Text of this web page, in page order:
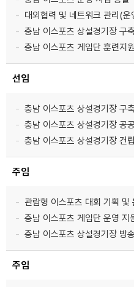
대외협력 및 네트워크 관리(운
충남 이스포츠 상설경기장 구
충남 이스포츠 게임단 훈련지원
선임
충남 이스포츠 상설경기장 구
충남 이스포츠 상설경기장 공
충남 이스포츠 상설경기장 건
주임
관람형 이스포츠 대회 기획 및
충남 이스포츠 게임단 운영 지
충남 이스포츠 상설경기장 방
주임